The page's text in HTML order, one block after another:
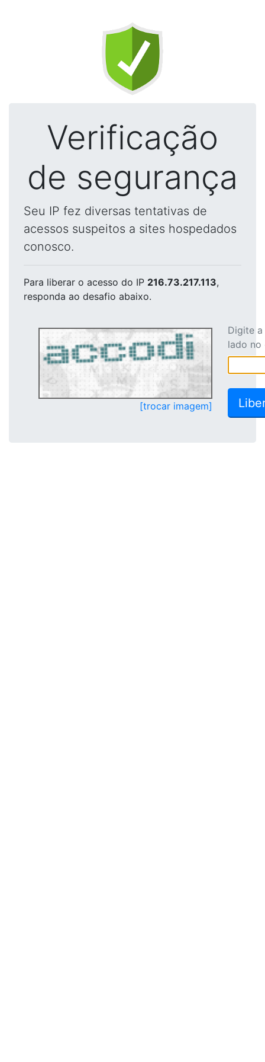
Verificação
de segurança
Seu IP fez diversas tentativas de
acessos suspeitos a sites hospedados
conosco.
Para liberar o acesso do IP 216.73.217.113,
responda ao desafio abaixo.
[trocar imagem]
Digite
lado no